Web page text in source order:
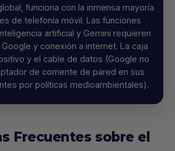
funciona con la inmensa mayoría
de telefonía móvil. Las funciones
artificial y Gemini requieren
y conexión a internet. La caja
y el cable de datos (Google no
de corriente de pared en sus
por políticas medioambientales).
Frecuentes sobre el